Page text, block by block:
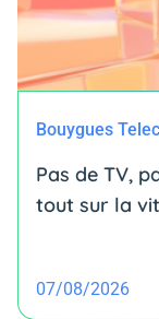
Bouygues
Pas de TV,
tout sur la
07/08/2026